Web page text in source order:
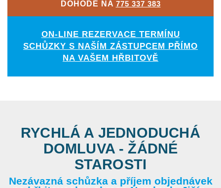
DOHODĚ NA 775 337 383
ON-LINE REZERVACE TERMÍNU
SCHŮZKY S NAŠÍM ZÁSTUPCEM PŘÍMO
NA VAŠEM HŘBITOVĚ
RYCHLÁ A JEDNODUCHÁ
DOMLUVA - ŽÁDNÉ
STAROSTI
Nezávazná schůzka a příjem objednávek